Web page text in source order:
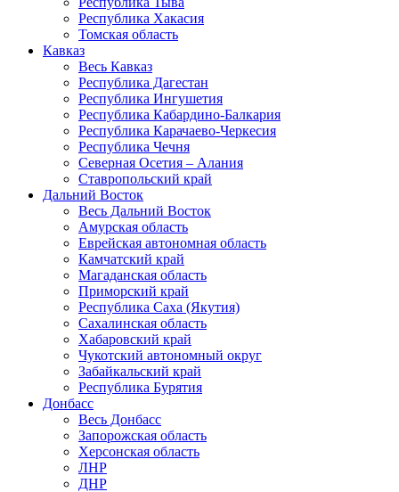
Республика Хакасия
Томская область
Кавказ
Весь Кавказ
Республика Дагестан
Республика Ингушетия
Республика Кабардино-Балкария
Республика Карачаево-Черкесия
Республика Чечня
Северная Осетия – Алания
Ставропольский край
Дальний Восток
Весь Дальний Восток
Амурская область
Еврейская автономная область
Камчатский край
Магаданская область
Приморский край
Республика Саха (Якутия)
Сахалинская область
Хабаровский край
Чукотский автономный округ
Забайкальский край
Республика Бурятия
Донбасс
Весь Донбасс
Запорожская область
Херсонская область
ЛНР
ДНР